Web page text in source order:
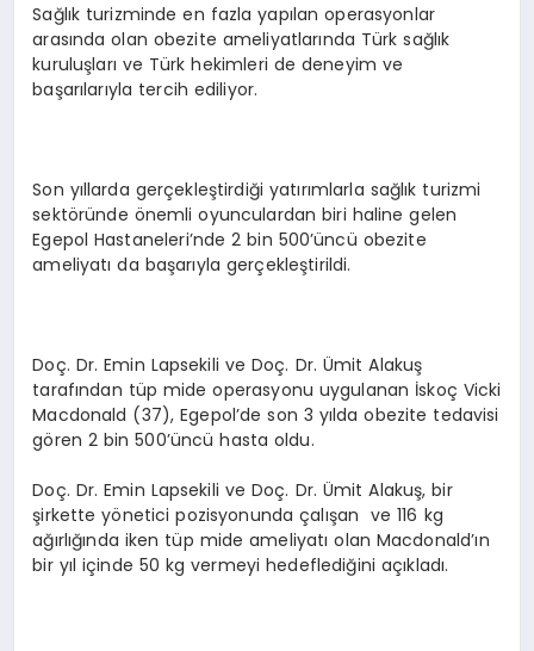
Sağlık turizminde en fazla yapılan operasyonlar
arasında olan obezite ameliyatlarında Türk sağlık
kuruluşları ve Türk hekimleri de deneyim ve
başarılarıyla tercih ediliyor.
Son yıllarda gerçekleştirdiği yatırımlarla sağlık turizmi
sektöründe önemli oyunculardan biri haline gelen
Egepol Hastaneleri’nde 2 bin 500’üncü obezite
ameliyatı da başarıyla gerçekleştirildi.
Doç. Dr. Emin Lapsekili ve Doç. Dr. Ümit Alakuş
tarafından tüp mide operasyonu uygulanan İskoç Vicki
Macdonald (37), Egepol’de son 3 yılda obezite tedavisi
gören 2 bin 500’üncü hasta oldu.
Doç. Dr. Emin Lapsekili ve Doç. Dr. Ümit Alakuş, bir
şirkette yönetici pozisyonunda çalışan ve 116 kg
ağırlığında iken tüp mide ameliyatı olan Macdonald’ın
bir yıl içinde 50 kg vermeyi hedeflediğini açıkladı.